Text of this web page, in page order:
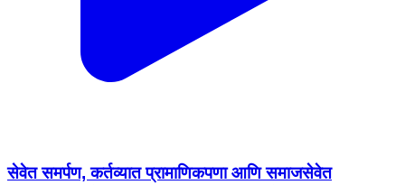
सेवेत समर्पण, कर्तव्यात प्रामाणिकपणा आणि समाजसेवेत